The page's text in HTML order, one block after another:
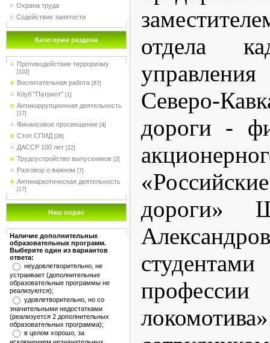
Охрана труда
Содействие занятости
Категории раздела
Противодействие терроризму
[102]
Воспитательная работа [87]
Клуб "Патриот" [1]
Антикоррупционная деятельность
[17]
Финансовое просвещение [4]
Стоп СПИД [26]
ДАССР 100 лет [22]
Трудоустройство выпускников [2]
Разговор о важном [7]
Антинаркотическая деятельность
[17]
Наш опрос
Наличие дополнительных
образовательных программ.
Выберите один из вариантов
ответа:
неудовлетворительно, не
устраивает (дополнительные
образовательные программы не
реализуются);
удовлетворительно, но со
значительными недостатками
(реализуется 2 дополнительных
образовательных программа);
в целом хорошо, за
отдела
Северо-
дороги -
дороги»